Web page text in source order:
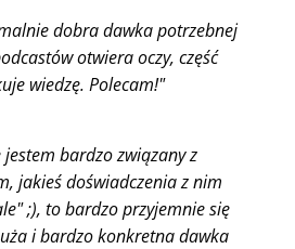
dobra dawka potrzebnej
otwiera oczy, część
wiedzę. Polecam!"
bardzo związany z
jakieś doświadczenia z nim
;), to bardzo przyjemnie się
i bardzo konkretna dawka